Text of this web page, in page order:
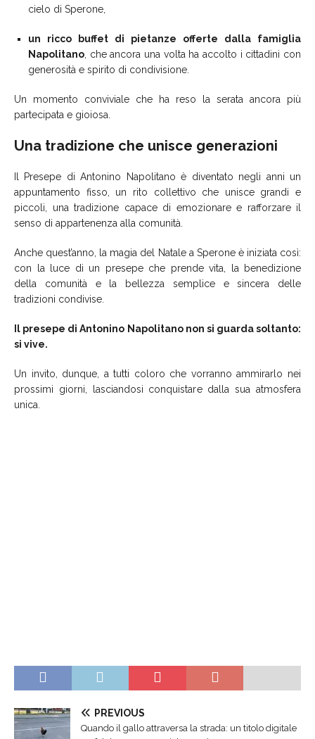
cielo di Sperone,
un ricco buffet di pietanze offerte dalla famiglia
Napolitano , che ancora una volta ha accolto i cittadini con
generosità e spirito di condivisione.
Un momento conviviale che ha reso la serata ancora più
partecipata e gioiosa.
Una tradizione che unisce generazioni
Il Presepe di Antonino Napolitano è diventato negli anni un
appuntamento fisso, un rito collettivo che unisce grandi e
piccoli, una tradizione capace di emozionare e rafforzare il
senso di appartenenza alla comunità.
Anche quest’anno, la magia del Natale a Sperone è iniziata così:
con la luce di un presepe che prende vita, la benedizione
della comunità e la bellezza semplice e sincera delle
tradizioni condivise.
Il presepe di Antonino Napolitano non si guarda soltanto:
si vive.
Un invito, dunque, a tutti coloro che vorranno ammirarlo nei
prossimi giorni, lasciandosi conquistare dalla sua atmosfera
unica.
PREVIOUS
Quando il gallo attraversa la strada: un titolo digitale